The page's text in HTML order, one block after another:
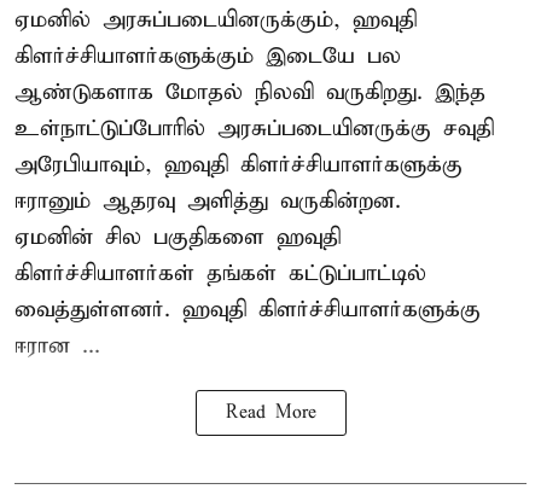
ஏமனில் அரசுப்படையினருக்கும், ஹவுதி
கிளர்ச்சியாளர்களுக்கும் இடையே பல
ஆண்டுகளாக மோதல் நிலவி வருகிறது. இந்த
உள்நாட்டுப்போரில் அரசுப்படையினருக்கு சவுதி
அரேபியாவும், ஹவுதி கிளர்ச்சியாளர்களுக்கு
ஈரானும் ஆதரவு அளித்து வருகின்றன.
ஏமனின் சில பகுதிகளை ஹவுதி
கிளர்ச்சியாளர்கள் தங்கள் கட்டுப்பாட்டில்
வைத்துள்ளனர். ஹவுதி கிளர்ச்சியாளர்களுக்கு
ஈரான ...
Read More